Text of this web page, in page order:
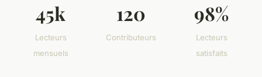
45k
Lecteurs
mensuels
120
Contributeurs
98%
Lecteurs
satisfaits